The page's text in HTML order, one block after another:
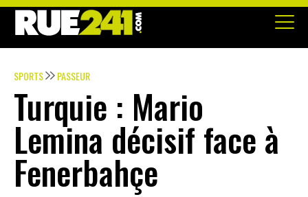
SPORTS PASSEUR
Turquie : Mario
Lemina décisif face à
Fenerbahçe